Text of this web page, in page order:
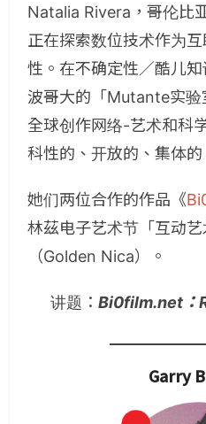
Natalia Rivera，哥伦比
正在探索数位技术作为
性。在不确定性／酷儿
波哥大的「Mutante实
全球创作网络-艺术和科
科性的、开放的、集体的
她们两位合作的作品《
林茲电子艺术节「互动
（Golden Nica）。
讲题：Bi0film.net：
Garry